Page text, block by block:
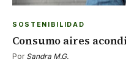
SOSTENIBILIDAD
Consumo aires
Por Sandra M.G.